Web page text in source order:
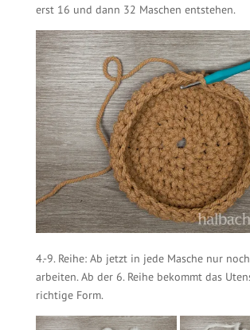
erst 16 und dann 32 Maschen entstehen.
4.-9. Reihe: Ab jetzt in jede Masche nur
arbeiten. Ab der 6. Reihe bekommt das
richtige Form.